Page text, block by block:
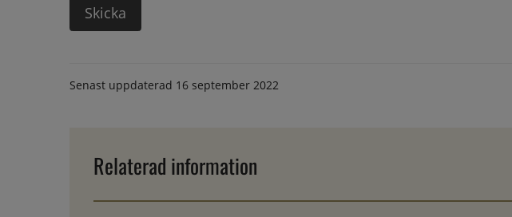
Senast uppdaterad 16 september 2022
Relaterad information